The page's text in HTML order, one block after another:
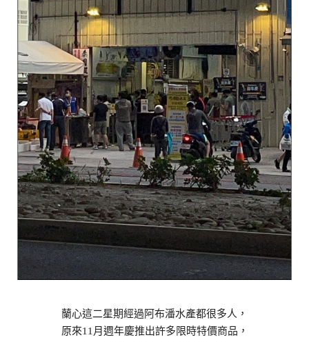
蘭心這二星期經過阿布潘水產都很多人，
原來11月週年慶推出許多限時特價商品，